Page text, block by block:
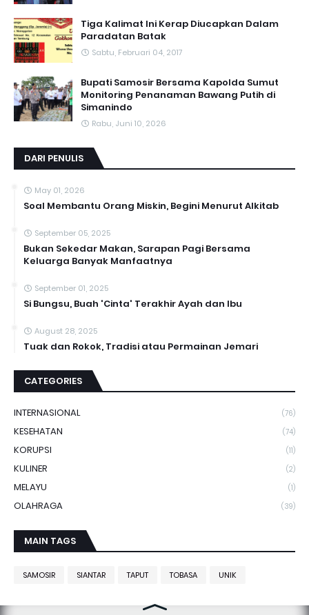
Tiga Kalimat Ini Kerap Diucapkan Dalam
Paradatan Batak
Sabtu, Februari 04, 2017
Bupati Samosir Bersama Kapolda Sumut
Monitoring Penanaman Bawang Putih di
Simanindo
Rabu, Juni 10, 2026
DARI PENULIS
May 01, 2026
Soal Membantu Orang Miskin, Begini Menurut Alkitab
September 05, 2025
Bukan Sekedar Makan, Sarapan Pagi Bersama
Keluarga Banyak Manfaatnya
September 01, 2025
Si Bungsu, Buah 'Cinta' Terakhir Ayah dan Ibu
August 28, 2025
Tuak dan Rokok, Tradisi atau Permainan Jemari
CATEGORIES
INTERNASIONAL (76)
KESEHATAN (74)
KORUPSI (11)
KULINER (2)
MELAYU (1)
OLAHRAGA (39)
MAIN TAGS
SAMOSIR SIANTAR TAPUT TOBASA UNIK